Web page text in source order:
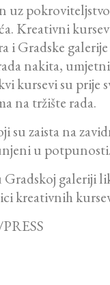
uz
Kreativni
i Gradske
nakita,
kursevi su prije
na tržište rada.
su zaista na
u potpunosti.
Gradskoj galeriji
kreativnih